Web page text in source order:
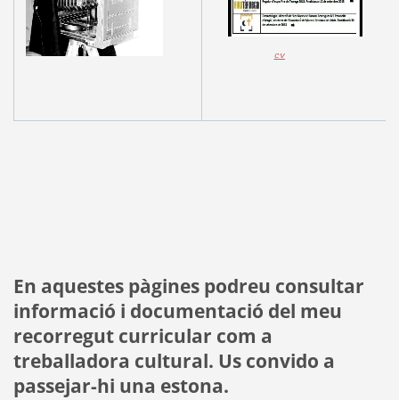
cv
En aquestes pàgines podreu consultar
informació i documentació del meu
recorregut curricular com a
treballadora cultural. Us convido a
passejar-hi una estona.